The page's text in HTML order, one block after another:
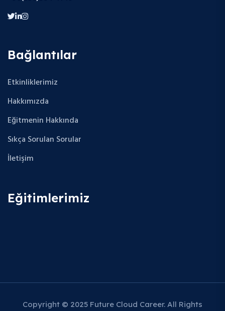
Bağlantılar
Etkinliklerimiz
Hakkımızda
Eğitmenin Hakkında
Sıkça Sorulan Sorular
İletişim
Eğitimlerimiz
Copyright © 2025 Future Cloud Career. All Rights